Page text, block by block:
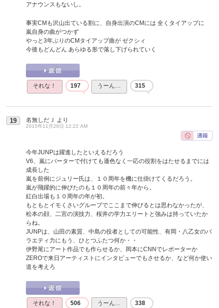
アナウンスもないし。
事実CMも沢山出ている割に、自身出演のCMには 全くタイアップに
嵐自身の曲がつかず
やっと3年ぶりのCMタイアップ曲が ゼクシィ
今後もどんどん あらゆる形で落し下げられていく
それな！ 197 うーん… 315
19 名無しだＪ より
2015年11月28日 12:22 AM
今年JUNPは躍進したといえるだろう
V6、嵐にバーターで付けても遜色なく一応の役割をはたせるまでには
成長した
嵐を前例にジュリー氏は、１０周年を機に仕掛けてくるだろう。
嵐が飛躍的に伸びたのも１０周年の前々年から。
紅白出場も１０周年の年が初。
もともとイモくさいグループでここまで伸びるとは思わなかったが、
松本の顔、二宮の演技力、桜井の学力エリートと強みは持っていたか
らね。
JUNPは、山田の素質、中島の役者としての可能性、有岡・八乙女のバ
ラエティ力にもう、ひとつふたつ何か・・
伊野尾にアート作品でも作らせるか、岡本にCNNでレポーターか
ZEROで来日アーティストにインタビューでもさせるか、など何か使い
道を考えろ
それな！ 506 うーん… 338